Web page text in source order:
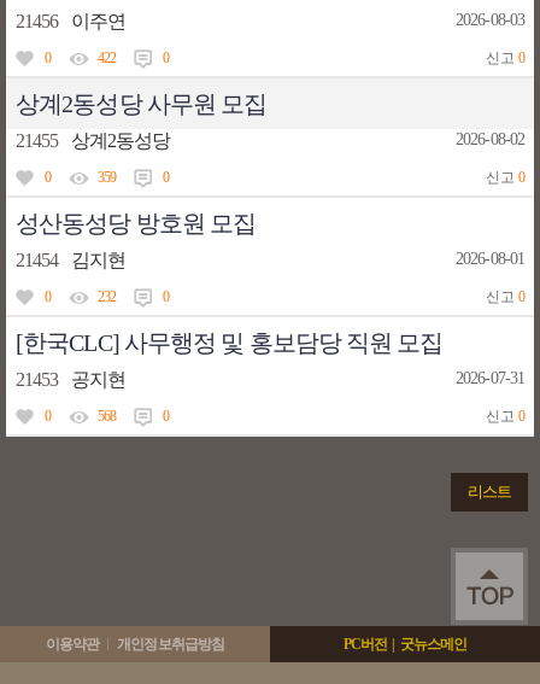
21456 이주연 2026-08-03
0 422 0 신고 0
상계2동성당 사무원 모집
21455 상계2동성당 2026-08-02
0 359 0 신고 0
성산동성당 방호원 모집
21454 김지현 2026-08-01
0 232 0 신고 0
[한국CLC] 사무행정 및 홍보담당 직원 모집
21453 공지현 2026-07-31
0 568 0 신고 0
리스트
이용약관 개인정보취급방침 PC버전 굿뉴스메인